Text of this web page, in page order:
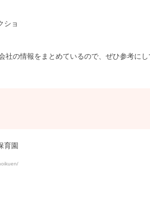
の情報をまとめているので、ぜひ参考にし